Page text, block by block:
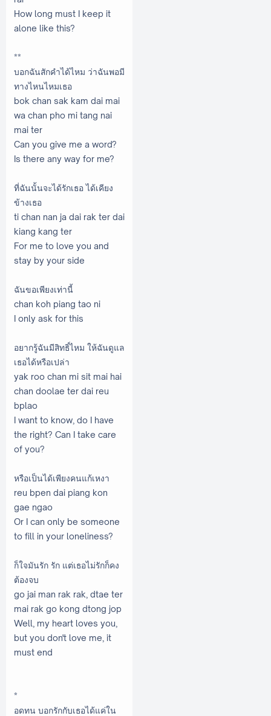
How long must I keep it
alone like this?
**
บอกฉันสักคำได้ไหม ว่าฉันพอมี
ทางไหนไหมเธอ
bok chan sak kam dai mai
wa chan pho mi tang nai
mai ter
Can you give me a word?
Is there any way for me?
ที่ฉันนั้นจะได้รักเธอ ได้เคียง
ข้างเธอ
ti chan nan ja dai rak ter dai
kiang kang ter
For me to love you and
stay by your side
ฉันขอเพียงเท่านี้
chan koh piang tao ni
I only ask for this
อยากรู้ฉันมีสิทธิ์ไหม ให้ฉันดูแล
เธอได้หรือเปล่า
yak roo chan mi sit mai hai
chan doolae ter dai reu
bplao
I want to know, do I have
the right? Can I take care
of you?
หรือเป็นได้เพียงคนแก้เหงา
reu bpen dai piang kon
gae ngao
Or I can only be someone
to fill in your loneliness?
ก็ใจมันรัก รัก แต่เธอไม่รักก็คง
ต้องจบ
go jai man rak rak, dtae ter
mai rak go kong dtong jop
Well, my heart loves you,
but you don't love me, it
must end
*
อดทน บอกรักกับเธอได้แค่ใน